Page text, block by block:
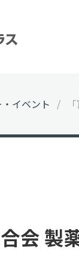
イベント /
合会